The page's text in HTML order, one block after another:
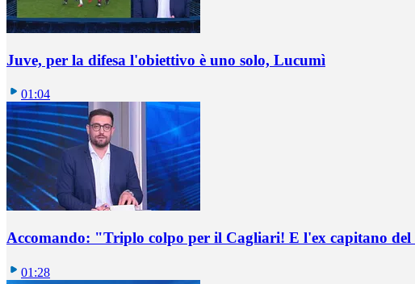
Juve, per la difesa l'obiettivo è uno solo, Lucumì
01:04
Accomando: "Triplo colpo per il Cagliari! E l'ex capitano
01:28